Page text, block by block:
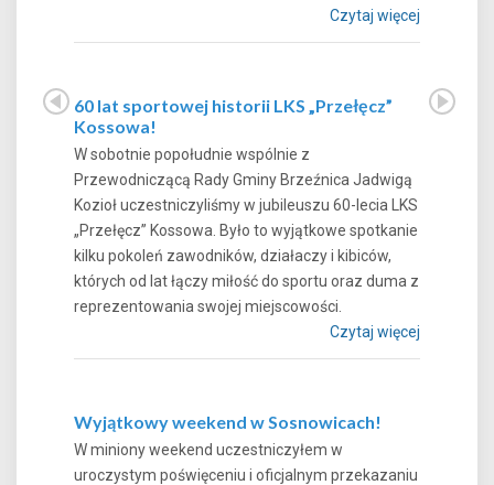
Czytaj więcej
60 lat sportowej historii LKS „Przełęcz”
Kossowa!
W sobotnie popołudnie wspólnie z
Przewodniczącą Rady Gminy Brzeźnica Jadwigą
Kozioł uczestniczyliśmy w jubileuszu 60-lecia LKS
„Przełęcz” Kossowa. Było to wyjątkowe spotkanie
kilku pokoleń zawodników, działaczy i kibiców,
których od lat łączy miłość do sportu oraz duma z
reprezentowania swojej miejscowości.
Czytaj więcej
Wyjątkowy weekend w Sosnowicach!
W miniony weekend uczestniczyłem w
uroczystym poświęceniu i oficjalnym przekazaniu